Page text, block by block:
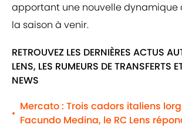
apportant une nouvelle dynamique
la saison à venir.
RETROUVEZ LES DERNIÈRES ACTUS
LENS, LES RUMEURS DE TRANSFERTS
NEWS
•
Mercato : Trois cadors italiens
Facundo Medina, le RC Lens